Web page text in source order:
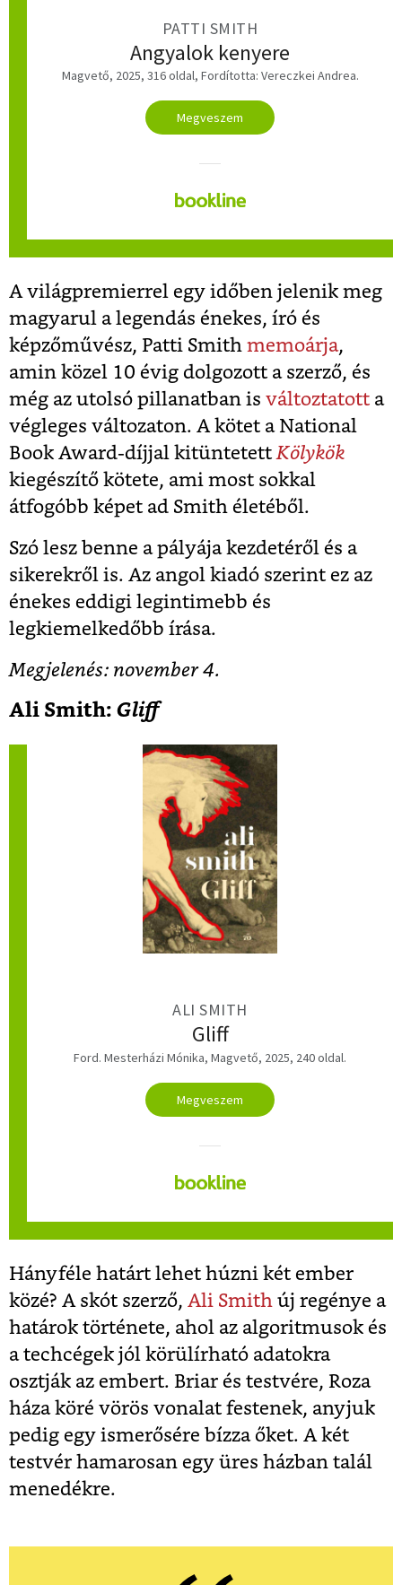
PATTI SMITH
Angyalok kenyere
Magvető, 2025, 316 oldal, Fordította: Vereczkei Andrea.
Megveszem
A világpremierrel egy időben jelenik meg
magyarul a legendás énekes, író és
képzőművész, Patti Smith memoárja,
amin közel 10 évig dolgozott a szerző, és
még az utolsó pillanatban is változtatott a
végleges változaton. A kötet a National
Book Award-díjjal kitüntetettKölykök
kiegészítő kötete, ami most sokkal
átfogóbb képet ad Smith életéből.
Szó lesz benne a pályája kezdetéről és a
sikerekről is. Az angol kiadó szerint ez az
énekes eddigi legintimebb és
legkiemelkedőbb írása.
Megjelenés: november 4.
Ali Smith: Gliff
ALI SMITH
Gliff
Ford. Mesterházi Mónika, Magvető, 2025, 240 oldal.
Megveszem
Hányféle határt lehet húzni két ember
közé? A skót szerző, Ali Smith új regénye a
határok története, ahol az algoritmusok és
a techcégek jól körülírható adatokra
osztják az embert. Briar és testvére, Roza
háza köré vörös vonalat festenek, anyjuk
pedig egy ismerősére bízza őket. A két
testvér hamarosan egy üres házban talál
menedékre.